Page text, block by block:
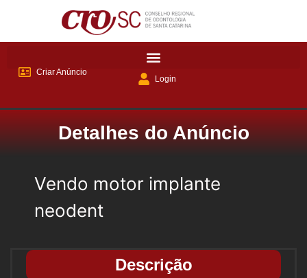
Criar Anúncio
Login
Detalhes do Anúncio
Vendo motor implante
neodent
Descrição